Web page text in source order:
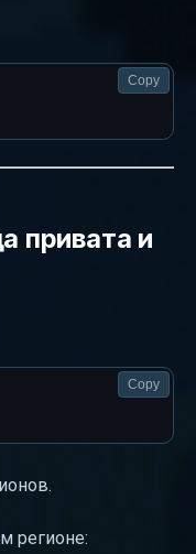
Copy
привата и
Copy
регионе: